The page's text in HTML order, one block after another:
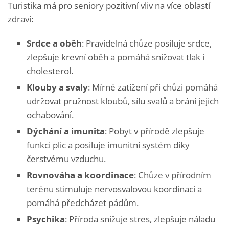
Turistika má pro seniory pozitivní vliv na více oblastí
zdraví:
Srdce a oběh: Pravidelná chůze posiluje srdce,
zlepšuje krevní oběh a pomáhá snižovat tlak i
cholesterol.
Klouby a svaly: Mírné zatížení při chůzi pomáhá
udržovat pružnost kloubů, sílu svalů a brání jejich
ochabování.
Dýchání a imunita: Pobyt v přírodě zlepšuje
funkci plic a posiluje imunitní systém díky
čerstvému vzduchu.
Rovnováha a koordinace: Chůze v přírodním
terénu stimuluje nervosvalovou koordinaci a
pomáhá předcházet pádům.
Psychika: Příroda snižuje stres, zlepšuje náladu